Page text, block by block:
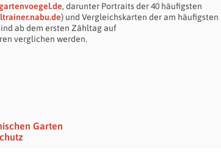
, darunter Portraits der 40 häufigsten
) und Vergleichskarten der am häufigsten
ab dem ersten Zähltag auf
verglichen werden.
Garten